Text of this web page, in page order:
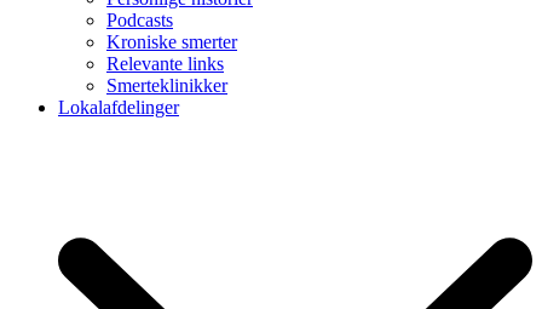
Podcasts
Kroniske smerter
Relevante links
Smerteklinikker
Lokalafdelinger